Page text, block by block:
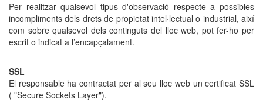
Per realitzar qualsevol tipus d'observació respecte a possibles
incompliments dels drets de propietat intel·lectual o industrial, així
com sobre qualsevol dels continguts del lloc web, pot fer-ho per
escrit o indicat a l’encapçalament.
SSL
El responsable ha contractat per al seu lloc web un certificat SSL
( "Secure Sockets Layer").